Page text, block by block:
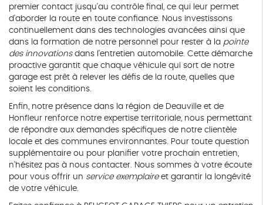
premier contact jusqu'au contrôle final, ce qui leur permet
d'aborder la route en toute confiance. Nous investissons
continuellement dans des technologies avancées ainsi que
dans la formation de notre personnel pour rester à la pointe
des innovationsdans l'entretien automobile. Cette démarche
proactive garantit que chaque véhicule qui sort de notre
garage est prêt à relever les défis de la route, quelles que
soient les conditions.
Enfin, notre présence dans la région de Deauville et de
Honfleur renforce notre expertise territoriale, nous permettant
de répondre aux demandes spécifiques de notre clientèle
locale et des communes environnantes. Pour toute question
supplémentaire ou pour planifier votre prochain entretien,
n'hésitez pas à nous contacter. Nous sommes à votre écoute
pour vous offrir un service exemplaireet garantir la longévité
de votre véhicule.